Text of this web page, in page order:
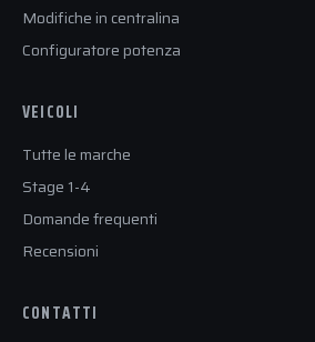
Modifiche in centralina
Configuratore potenza
VEICOLI
Tutte le marche
Stage 1-4
Domande frequenti
Recensioni
CONTATTI